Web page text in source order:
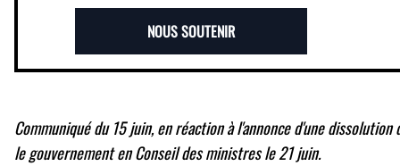
NOUS SOUTENIR
Communiqué du 15 juin, en réaction à l'annonce d'une
le gouvernement en Conseil des ministres le 21 juin.